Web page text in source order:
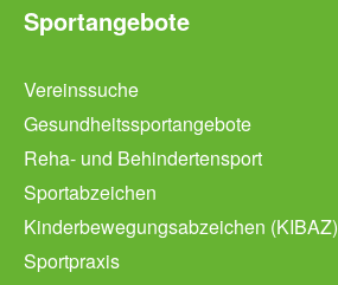
Sportangebote
Vereinssuche
Gesundheitssportangebote
Reha- und Behindertensport
Sportabzeichen
Kinderbewegungsabzeichen (KIBAZ)
Sportpraxis